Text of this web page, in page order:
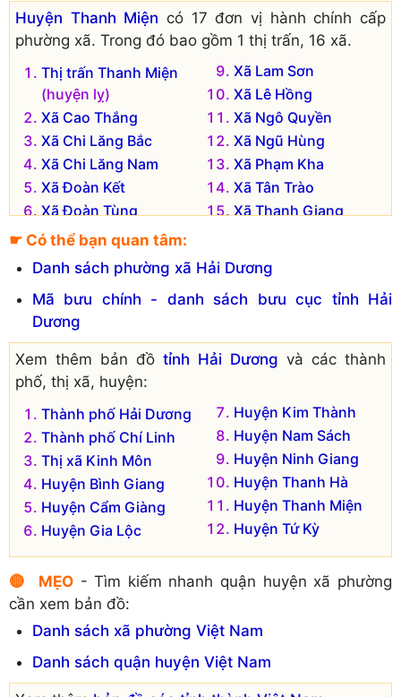
Huyện Thanh Miện có 17 đơn vị hành chính cấp
phường xã. Trong đó bao gồm 1 thị trấn, 16 xã.
Thị trấn Thanh Miện
(huyện lỵ)
Xã Cao Thắng
Xã Chi Lăng Bắc
Xã Chi Lăng Nam
Xã Đoàn Kết
Xã Đoàn Tùng
Xã Hồng Phong
Xã Hồng Quang
Xã Lam Sơn
Xã Lê Hồng
Xã Ngô Quyền
Xã Ngũ Hùng
Xã Phạm Kha
Xã Tân Trào
Xã Thanh Giang
Đơn vị hành chính cũ hiện không còn tồn tại là:
Xã Diên Hồng
Xã Hùng Sơn
☛ Có thể bạn quan tâm:
Danh sách phường xã Hải Dương
Mã bưu chính - danh sách bưu cục tỉnh Hải
Dương
Xem thêm bản đồ tỉnh Hải Dương và các thành
phố, thị xã, huyện:
Thành phố Hải Dương
Thành phố Chí Linh
Thị xã Kinh Môn
Huyện Bình Giang
Huyện Cẩm Giàng
Huyện Gia Lộc
Huyện Kim Thành
Huyện Nam Sách
Huyện Ninh Giang
Huyện Thanh Hà
Huyện Thanh Miện
Huyện Tứ Kỳ
🔴 MẸO- Tìm kiếm nhanh quận huyện xã phường
cần xem bản đồ:
Danh sách xã phường Việt Nam
Danh sách quận huyện Việt Nam